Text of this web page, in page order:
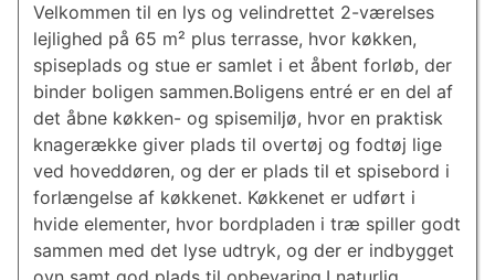
Velkommen til en lys og velindrettet 2-værelses
lejlighed på 65 m² plus terrasse, hvor køkken,
spiseplads og stue er samlet i et åbent forløb, der
binder boligen sammen.Boligens entré er en del af
det åbne køkken- og spisemiljø, hvor en praktisk
knagerække giver plads til overtøj og fodtøj lige
ved hoveddøren, og der er plads til et spisebord i
forlængelse af køkkenet. Køkkenet er udført i
hvide elementer, hvor bordpladen i træ spiller godt
sammen med det lyse udtryk, og der er indbygget